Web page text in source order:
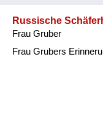
Russische
Frau Gruber
Frau Grubers